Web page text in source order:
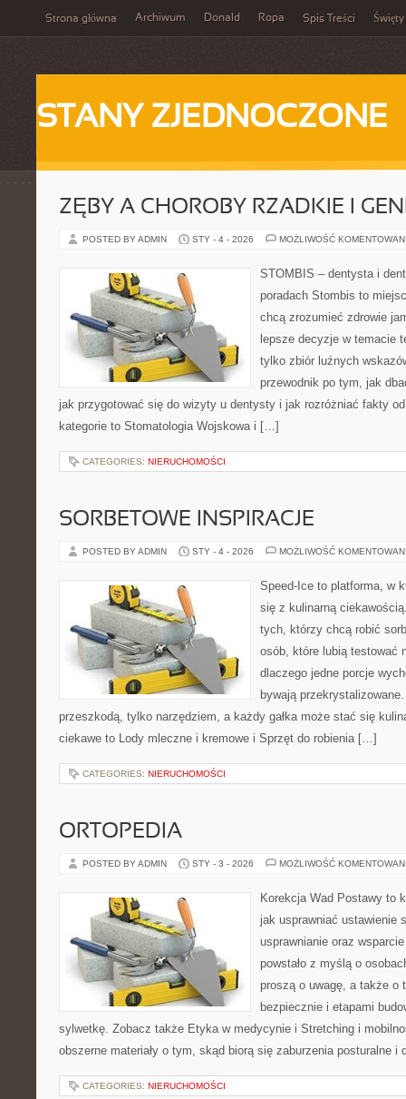
Strona główna Archiwum Donald Ropa Spis Treści Święty
STANY ZJEDNOCZONE
ZĘBY A CHOROBY RZADKIE I
POSTED BY ADMIN STY - 4 - 2026 MOŻLIWOŚĆ
STOMBIS – dentysta i
poradach Stombis to
chcą zrozumieć zdrowie
lepsze decyzje w temacie
tylko zbiór luźnych
przewodnik po tym, jak
jak przygotować się do wizyty u dentysty i jak rozróżniać fakty
kategorie to Stomatologia Wojskowa i […]
CATEGORIES: NIERUCHOMOŚCI
SORBETOWE INSPIRACJE
POSTED BY ADMIN STY - 4 - 2026 MOŻLIWOŚĆ
Speed-Ice to platforma, w
się z kulinarną
tych, którzy chcą robić
osób, które lubią testować
dlaczego jedne porcje
bywają
przeszkodą, tylko narzędziem, a każdy gałka może stać się
ciekawe to Lody mleczne i kremowe i Sprzęt do robienia […]
CATEGORIES: NIERUCHOMOŚCI
ORTOPEDIA
POSTED BY ADMIN STY - 3 - 2026 MOŻLIWOŚĆ
Korekcja Wad Postawy to
jak usprawniać ustawienie
usprawnianie oraz
powstało z myślą o
proszą o uwagę, a także o
bezpiecznie i etapami
sylwetkę. Zobacz także Etyka w medycynie i Stretching i
obszerne materiały o tym, skąd biorą się zaburzenia posturalne
CATEGORIES: NIERUCHOMOŚCI